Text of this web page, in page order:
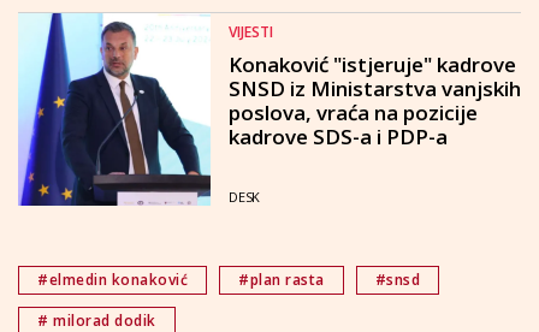
VIJESTI
Konaković "istjeruje" kadrove
SNSD iz Ministarstva vanjskih
poslova, vraća na pozicije
kadrove SDS-a i PDP-a
DESK
#elmedin konaković #plan rasta
#snsd
# milorad dodik